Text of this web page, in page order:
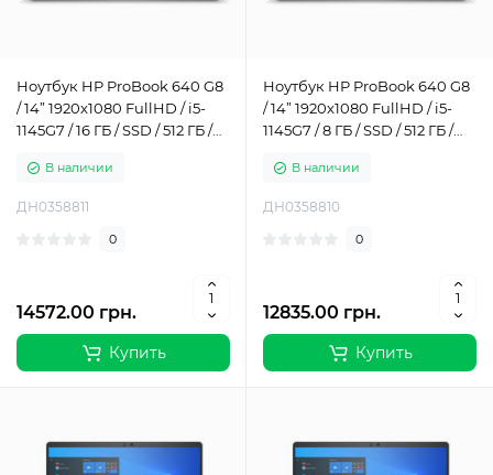
Ноутбук HP ProBook 640 G8
/ 14” 1920x1080 FullHD / i5-
1145G7 / 16 ГБ / SSD / 512 ГБ /
В наличии
ДН0358811
0
14572.00 грн.
Купить
Ноутбук HP ProBook 640 G8
/ 14” 1920x1080 FullHD / i5-
1145G7 / 8 ГБ / SSD / 512 ГБ /
В наличии
ДН0358810
0
12835.00 грн.
Купить